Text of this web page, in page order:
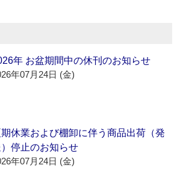
年 お盆期間中の休刊のお知らせ
年07月24日 (金)
期休業および棚卸に伴う商品出荷（発
停止のお知らせ
年07月24日 (金)